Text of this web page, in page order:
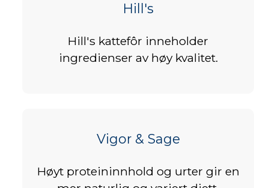
Hill's
Hill's kattefôr inneholder
ingredienser av høy kvalitet.
Vigor & Sage
Høyt proteininnhold og urter gir en